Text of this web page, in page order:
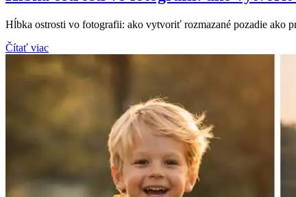
Hĺbka ostrosti vo fotografii: ako vytvoriť rozmazané pozadie ako
Čítať viac